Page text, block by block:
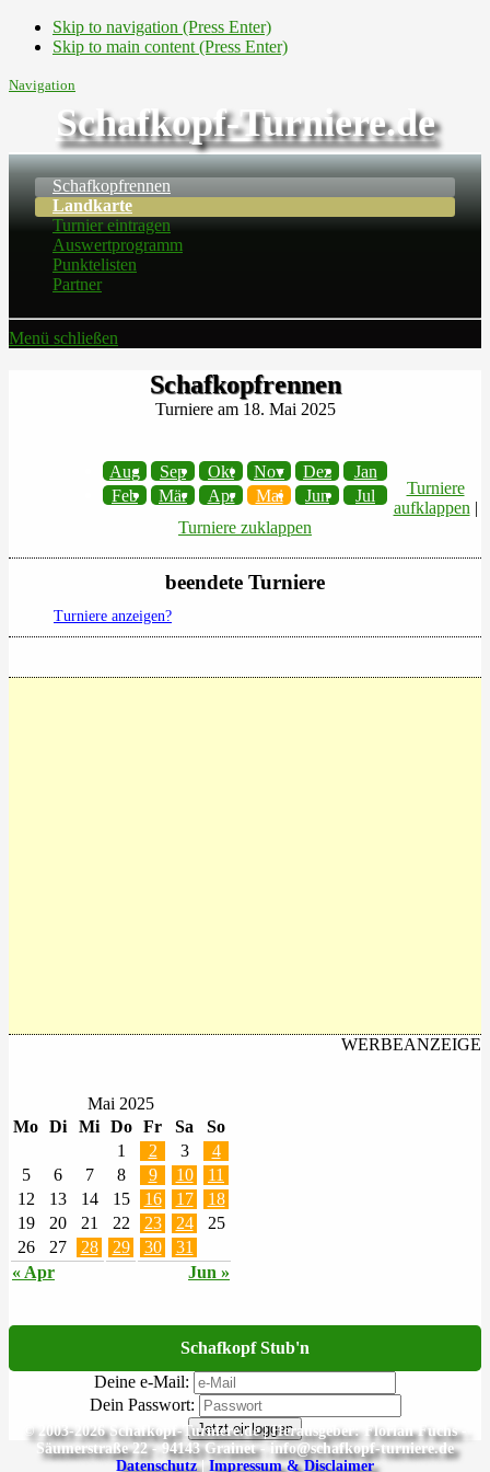
Skip to navigation (Press Enter)
Skip to main content (Press Enter)
Navigation
Schafkopf-Turniere.de
Schafkopfrennen
Landkarte
Turnier eintragen
Auswertprogramm
Punktelisten
Partner
Menü schließen
Schafkopfrennen
Turniere am 18. Mai 2025
Aug Sep Okt Nov Dez
Jan
Feb
Mär Apr Mai Jun Jul
Turniere
aufklappen |
Turniere zuklappen
beendete Turniere
Turniere anzeigen?
WERBEANZEIGE
Mai 2025
Mo Di Mi Do Fr Sa So
« Apr Jun »
1 2 3
4
5
6 7 8 9 10
11
12
13 14 15 16 17
18
19
20 21 22 23 24
25
26
27 28 29 30 31
Schafkopf Stub'n
Deine e-Mail:
Dein Passwort:
Jetzt einloggen
© 2003-2026 Schafkopf-Turniere.de | Herausgeber: Florian Fuchs -
Säumerstraße 22 - 94143 Grainet - info@schafkopf-turniere.de
Datenschutz| Impressum & Disclaimer